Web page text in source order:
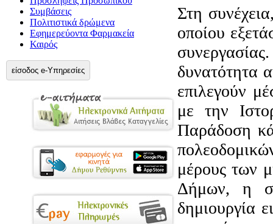
Συμβάσεις
Πολιτιστικά δρώμενα
Εφημερεύοντα Φαρμακεία
Καιρός
είσοδος e-Υπηρεσίες
Στη
οποίου
δυνατότητα
επιλεγούν
με την
Παράδοση
μέρους των
Δήμων, η
δημιουργία